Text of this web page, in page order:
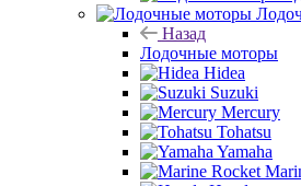
Назад
Лодочные моторы
Hidea
Suzuki
Mercury
Tohatsu
Yamaha